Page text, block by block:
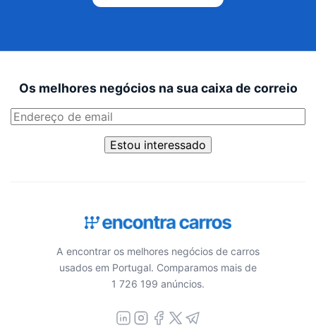
Os melhores negócios na sua caixa de correio
Estou interessado
A encontrar os melhores negócios de carros
usados em Portugal. Comparamos mais de
1 726 199 anúncios.